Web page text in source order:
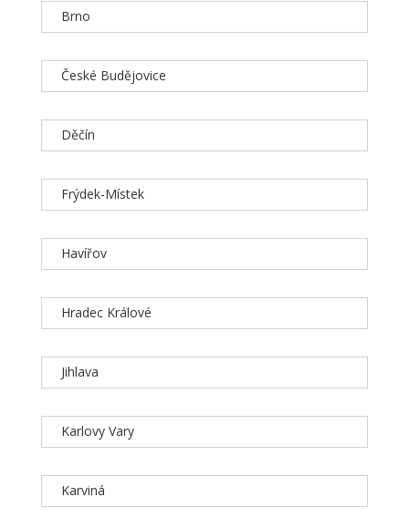
Brno
České Budějovice
Děčín
Frýdek-Místek
Havířov
Hradec Králové
Jihlava
Karlovy Vary
Karviná